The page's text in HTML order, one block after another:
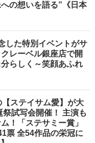
の想いを語る”《日本
した特別イベントがサ
レーベル銀座店で開
らしく～笑顔あふれ
【ステイサム愛】が大
試写会開催！ 主演も
！「ステサミー賞」
票 全54作品の栄冠に